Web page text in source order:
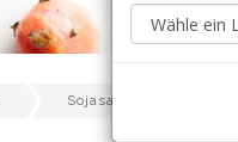
Sojasauce